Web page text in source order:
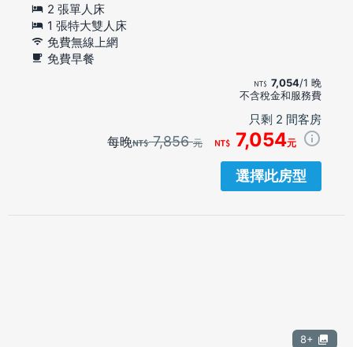
2 張單人床
1 張特大雙人床
免費無線上網
免費早餐
7,054/1 晚
不含稅金和服務費
只剩 2 間客房
每晚 7,856元 7,054元
選擇此房型
8+